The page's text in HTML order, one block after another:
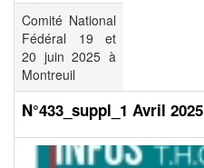
Comité National
Fédéral 19 et
20 juin 2025 à
Montreuil
N°433_suppl_1 Avril 2025